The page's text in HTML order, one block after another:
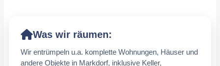
Was wir räumen:
Wir entrümpeln u.a. komplette Wohnungen, Häuser und
andere Objekte in Markdorf, inklusive Keller,